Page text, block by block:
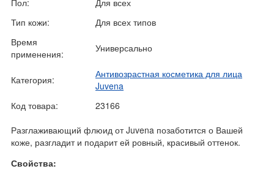
Пол:
Для всех
Тип кожи:
Для всех типов
Время
применения:
Универсально
Категория:
Антивозрастная косметика для лица
Juvena
Код товара:
23166
Разглаживающий флюид от Juvena позаботится о Вашей
коже, разгладит и подарит ей ровный, красивый оттенок.
Свойства: